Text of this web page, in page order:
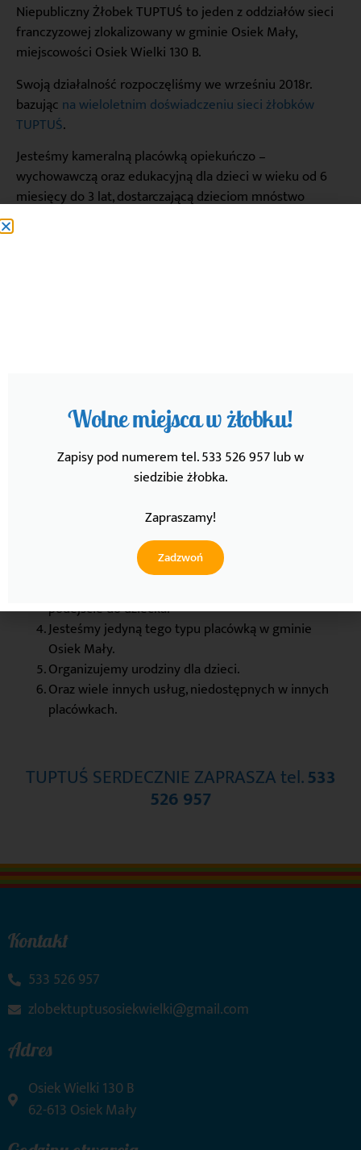
Niepubliczny Żłobek TUPTUŚ to jeden z oddziałów sieci
franczyzowej zlokalizowany w gminie Osiek Mały,
miejscowości Osiek Wielki 130 B.
Swoją działalność rozpoczęliśmy we wrześniu 2018r.
bazując na wieloletnim doświadczeniu sieci żłobków
TUPTUŚ.
Jesteśmy kameralną placówką opiekuńczo –
wychowawczą oraz edukacyjną dla dzieci w wieku od 6
miesięcy do 3 lat, dostarczającą dzieciom mnóstwo
Dlaczego warto zapisać dziecko do nas?
Jako oddział franczyzowy, bazujemy na wieloletnim
doświadczeniu w organizacji oraz prowadzeniu
Nasz oddział usytuowany jest w pięknym otoczeniu
zieleni z własnym placem zabaw oraz
wieloosobowym wózkiem spacerowym dla dzieci.
podejście do dziecka.
Jesteśmy jedyną tego typu placówką w gminie
Osiek Mały.
Organizujemy urodziny dla dzieci.
Oraz wiele innych usług, niedostępnych w innych
placówkach.
TUPTUŚ SERDECZNIE ZAPRASZA tel.533
526 957
Kontakt
533 526 957
zlobektuptusosiekwielki@gmail.com
Adres
Osiek Wielki 130 B
62-613 Osiek Mały
Wolne miejsca w żłobku!
Zapisy pod numerem tel. 533 526 957 lub w
siedzibie żłobka.
Zapraszamy!
Zadzwoń